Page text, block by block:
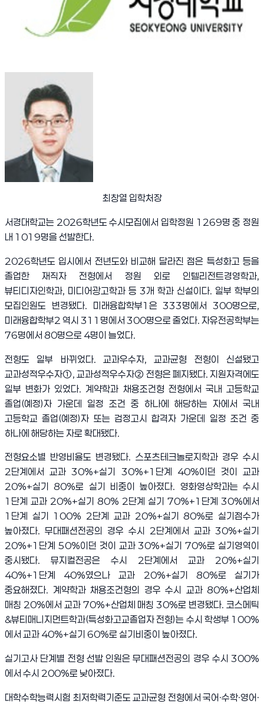
최창열 입학처장
서경대학교는 2026학년도 수시모집에서 입학정원 1269명 중 정원
내 1019명을 선발한다.
2026학년도 입시에서 전년도와 비교해 달라진 점은 특성화고 등을
졸업한 재직자 전형에서 정원 외로 인텔리전트경영학과,
뷰티디자인학과, 미디어광고학과 등 3개 학과 신설이다. 일부 학부의
모집인원도 변경됐다. 미래융합학부1 은333명에서 300명으로,
미래융합학부2 역시 311 명에서 300명으로 줄었다. 자유전공학부는
76명에서 80명으로 4명이 늘었다.
전형도 일부 바뀌었다.교과우수자,교과균형 전형이 신설됐고
교과성적우수자①, 교과성적우수자② 전형은 폐지됐다. 지원자격에도
일부 변화가 있었다. 계약학과 채용조건형 전형에서 국내 고등학교
졸업(예정)자 가운데 일정 조건 중 하나에 해당하는 자에서 국내
고등학교 졸업(예정)자 또는 검정고시 합격자 가운데 일정 조건 중
하나에 해당하는 자로 확대됐다.
전형요소별 반영비율도 변경됐다. 스포츠테크놀로지학과 경우 수시
2단계에서 교과30%+실기 30%+1 단계 40%이던 것이 교과
20%+실기80%로 실기 비중이 높아졌다. 영화영상학과는 수시
1 단계 교과 20%+실기 80% 2단계 실기 70%+1 단계 30%에서
1 단계 실기 100% 2단계 교과 20%+실기80%로 실기점수가
높아졌다. 무대패션전공의 경우 수시 2단계에서 교과 30%+실기
20%+1 단계 50%이던 것이 교과30%+실기70%로 실기영역이
중시됐다. 뮤지컬전공은 수시 2단계에서 교과 20%+실기
40%+1 단계 40%였으나 교과 20%+실기 80%로 실기가
중요해졌다. 계약학과 채용조건형의 경우 수시 교과 80%+산업체
매칭 20%에서 교과 70%+산업체 매칭30%로 변경됐다.코스메틱
&뷰티매니지먼트학과(특성화고교졸업자 전형)는 수시 학생부 100%
에서 교과 40%+실기 60%로 실기비중이 높아졌다.
실기고사 단계별 전형 선발 인원은 무대패션전공의 경우 수시 300%
에서 수시 200%로 낮아졌다.
대학수학능력시험 최저학력기준도 교과균형 전형에서 국어 ·수학·영어 ·